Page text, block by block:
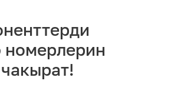
номерлерин